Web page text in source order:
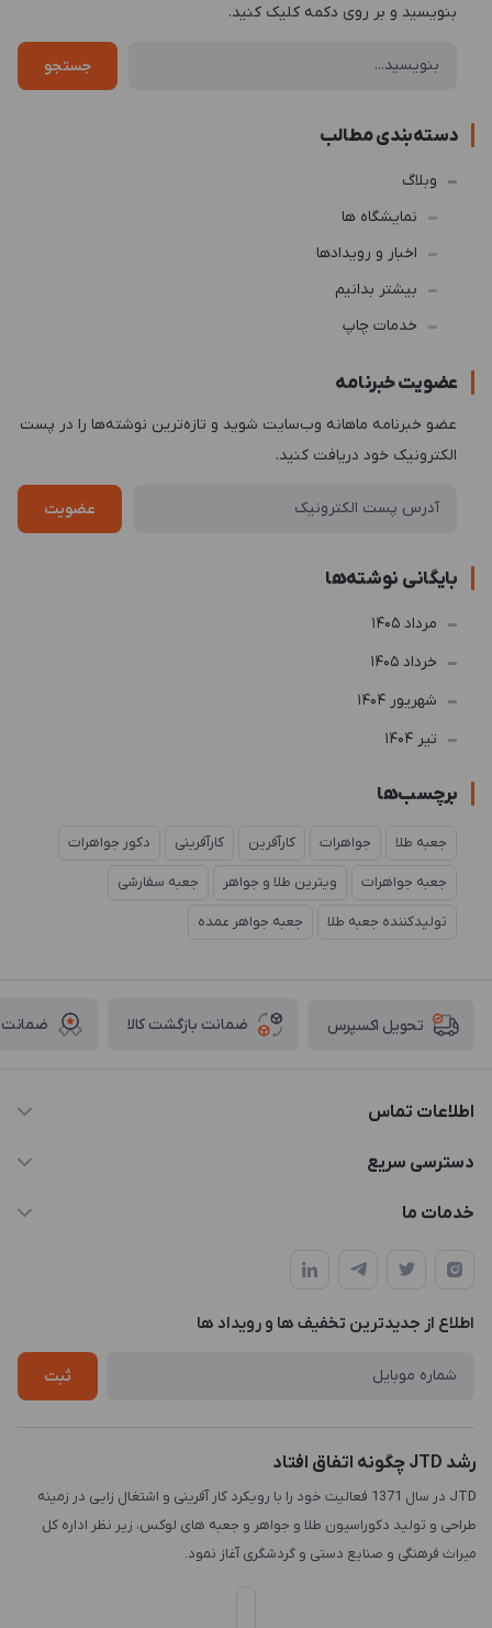
بنویسید و بر روی دکمه کلیک کنید.
جستجو
دسته‌بندی مطالب
وبلاگ
نمایشگاه ها
اخبار و رویدادها
بیشتر بدانیم
خدمات چاپ
عضویت خبرنامه
عضو خبرنامه ماهانه وب‌سایت شوید و تازه‌ترین نوشته‌ها را در پست
الکترونیک خود دریافت کنید.
عضویت
بایگانی نوشته‌ها
مرداد 1405
خرداد 1405
شهریور 1404
تير 1404
برچسب‌ها
جعبه طلا جواهرات کارآفرین کارآفرینی دکور جواهرات
جعبه جواهرات ویترین طلا و جواهر جعبه سفارشی
تولیدکننده جعبه طلا جعبه جواهر عمده
تحویل اکسپرس ضمانت بازگشت کالا ضمانت
اطلاعات تماس
021-88846810-1
طبقه3
دسترسی سریع
حساب کاربری
لیست محصولات
درباره ما
خدمات ما
چاپ و حکاکی
طراحی سه بعدی
اطلاع از جدیدترین تخفیف ها و رویداد ها
ثبت
رشد JTD چگونه اتفاق افتاد
JTD در سال 1371 فعالیت خود را با رویکرد کار آفرینی و اشتغال زایی در زمینه
طراحی و تولید دکوراسیون طلا و جواهر و جعبه های لوکس، زیر نظر اداره کل
میراث فرهنگی و صنایع دستی و گردشگری آغاز نمود.